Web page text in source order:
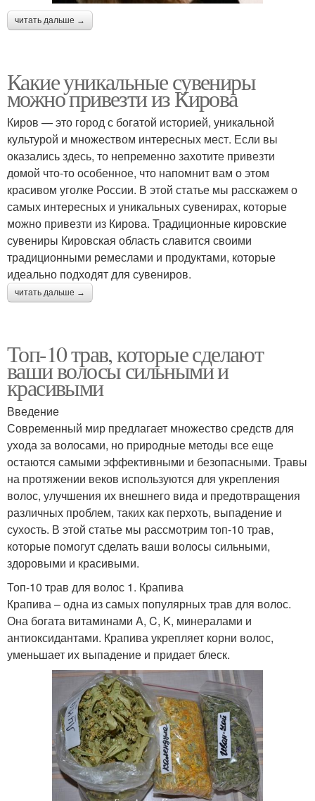
читать дальше →
Какие уникальные сувениры
можно привезти из Кирова
Киров — это город с богатой историей, уникальной
культурой и множеством интересных мест. Если вы
оказались здесь, то непременно захотите привезти
домой что-то особенное, что напомнит вам о этом
красивом уголке России. В этой статье мы расскажем о
самых интересных и уникальных сувенирах, которые
можно привезти из Кирова. Традиционные кировские
сувениры Кировская область славится своими
традиционными ремеслами и продуктами, которые
идеально подходят для сувениров.
читать дальше →
Топ-10 трав, которые сделают
ваши волосы сильными и
красивыми
Введение
Современный мир предлагает множество средств для
ухода за волосами, но природные методы все еще
остаются самыми эффективными и безопасными. Травы
на протяжении веков используются для укрепления
волос, улучшения их внешнего вида и предотвращения
различных проблем, таких как перхоть, выпадение и
сухость. В этой статье мы рассмотрим топ-10 трав,
которые помогут сделать ваши волосы сильными,
здоровыми и красивыми.
Топ-10 трав для волос 1. Крапива
Крапива – одна из самых популярных трав для волос.
Она богата витаминами A, C, K, минералами и
антиоксидантами. Крапива укрепляет корни волос,
уменьшает их выпадение и придает блеск.